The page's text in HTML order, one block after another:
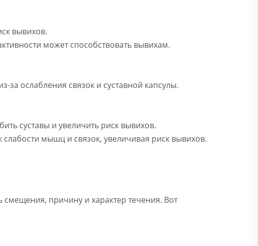
вывихов.
может способствовать вывихам.
за ослабления связок и суставной капсулы.
суставы и увеличить риск вывихов.
мышц и связок, увеличивая риск вывихов.
причину и характер течения. Вот